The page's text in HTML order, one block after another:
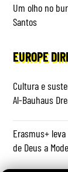
Um olho no
Santos
EUROPE
Cultura e
Al-Bauhaus
Erasmus+
de Deus a